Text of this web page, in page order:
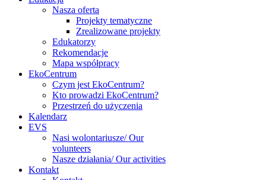
Nasza oferta
Projekty tematyczne
Zrealizowane projekty
Edukatorzy
Rekomendacje
Mapa współpracy
EkoCentrum
Czym jest EkoCentrum?
Kto prowadzi EkoCentrum?
Przestrzeń do użyczenia
Kalendarz
EVS
Nasi wolontariusze/ Our
volunteers
Nasze działania/ Our activities
Kontakt